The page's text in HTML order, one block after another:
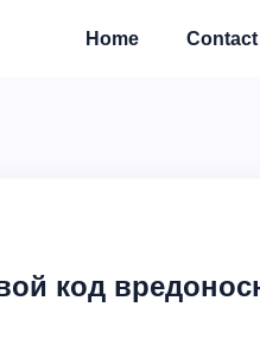
Home Contact
код